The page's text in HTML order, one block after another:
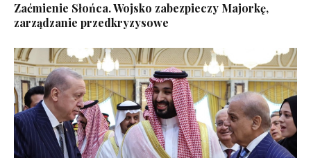
Zaćmienie Słońca. Wojsko zabezpieczy Majorkę,
zarządzanie przedkryzysowe